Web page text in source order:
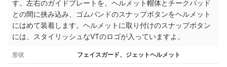
す。左右のガイドプレートを、ヘルメット帽体とチークパッド
との間に挟み込み、ゴムバンドのスナップボタンをヘルメット
にはめて装着します。ヘルメットに取り付けのスナップボタン
には、スタイリッシュなVTのロゴが入っていますよ。
形状 フェイスガード、ジェットヘルメット